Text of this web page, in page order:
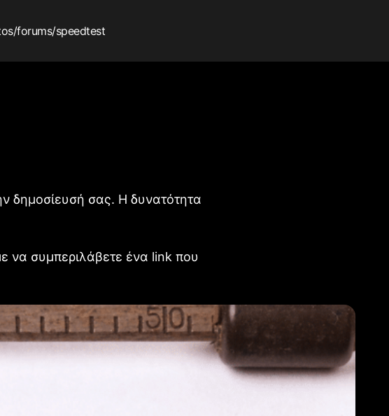
/forums/speedtest
δημοσίευσή σας. Η δυνατότητα
να συμπεριλάβετε ένα link που